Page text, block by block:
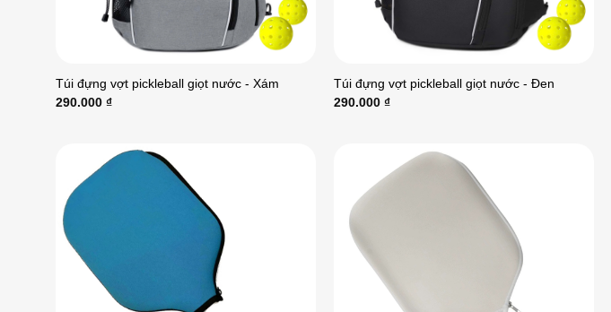
Túi đựng vợt pickleball giọt nước - Xám
290.000 ₫
Túi đựng vợt pickleball giọt nước - Đen
290.000 ₫